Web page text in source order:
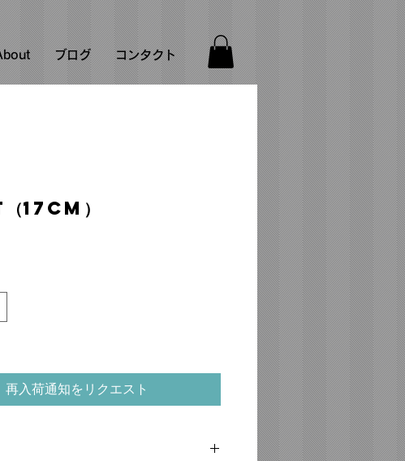
ブログ コンタクト
）
再入荷通知をリクエスト